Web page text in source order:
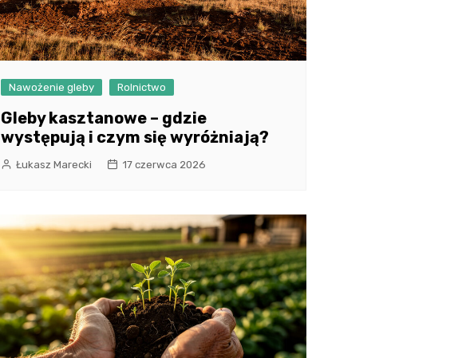
Nawożenie gleby Rolnictwo
Gleby kasztanowe – gdzie
występują i czym się wyróżniają?
Łukasz Marecki 17 czerwca 2026